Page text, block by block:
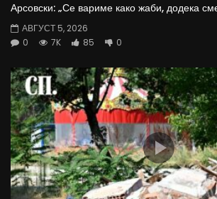
Арсовски: „Се вариме како жаби, додека
АВГУСТ 5, 2026
0
7K 85 0